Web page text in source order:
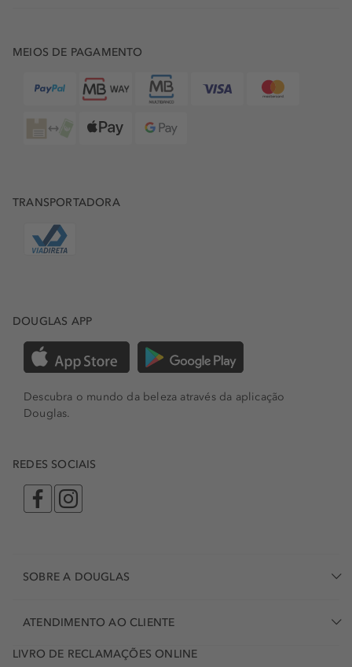
MEIOS DE PAGAMENTO
TRANSPORTADORA
DOUGLAS APP
Descubra o mundo da beleza através da aplicação
Douglas.
REDES SOCIAIS
SOBRE A DOUGLAS
ATENDIMENTO AO CLIENTE
LIVRO DE RECLAMAÇÕES ONLINE